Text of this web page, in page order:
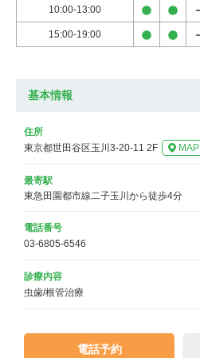
10:00-13:00
15:00-19:00
基本情報
住所
東京都世田谷区玉川3-20-11 2F
MAP
最寄駅
東急田園都市線二子玉川から徒歩4分
電話番号
03-6805-6546
診療内容
虫歯/根管治療
電話予約